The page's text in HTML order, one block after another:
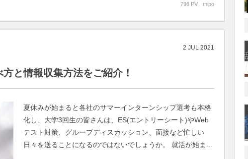
mipo
796 PV
2 JUL 2021
と情報収集方法をご紹介！
夏休みが始まると各社のサマーインターンシップ選考も本格
化し、大学3回生の皆さんは、ES(エントリーシート)やWeb
テスト対策、グループディスカッション、面接など忙しい
日々を送ることになるのではないでしょうか。 就活が始ま...